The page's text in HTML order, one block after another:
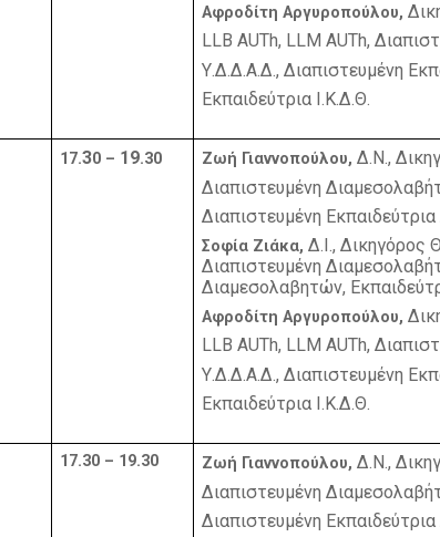
Αφροδίτη Αργυροπούλου,
LLB AUTh, LLM AUTh,
Υ.Δ.Δ.Α.Δ., Διαπιστευμένη
Εκπαιδεύτρια Ι.Κ.Δ.Θ.
17.30 – 19.30 Ζωή Γιαννοπούλου,Δ.Ν.,
Διαπιστευμένη
Διαπιστευμένη
Σοφία Ζιάκα,Δ.Ι., Δικηγόρος
Διαπιστευμένη
Διαμεσολαβητών,
Αφροδίτη Αργυροπούλου,
LLB AUTh, LLM AUTh,
Υ.Δ.Δ.Α.Δ., Διαπιστευμένη
Εκπαιδεύτρια Ι.Κ.Δ.Θ.
17.30 – 19.30 Ζωή Γιαννοπούλου,Δ.Ν.,
Διαπιστευμένη
Διαπιστευμένη